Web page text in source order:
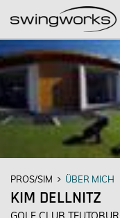
PROS/SIM ÜBER MICH
KIM DELLNITZ